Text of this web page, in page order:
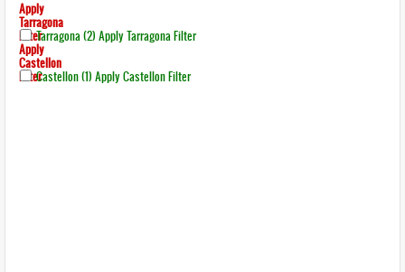
Apply
Tarragona
FilterTarragona (2) Apply Tarragona Filter
Apply
Castellon
FilterCastellon (1) Apply Castellon Filter